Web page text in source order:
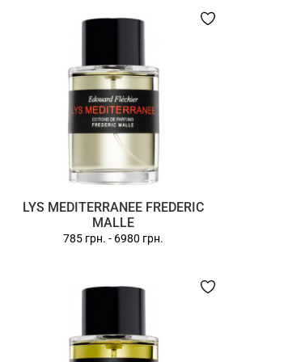
LYS MEDITERRANEE FREDERIC
MALLE
785 грн. - 6980 грн.